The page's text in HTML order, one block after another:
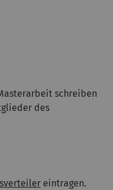
schreiben
des
eintragen.